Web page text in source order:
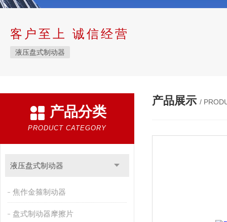
客户至上 诚信经营
液压盘式制动器
产品分类
PRODUCT CATEGORY
液压盘式制动器
焦作金箍制动器
盘式制动器摩擦片
产品展示 /